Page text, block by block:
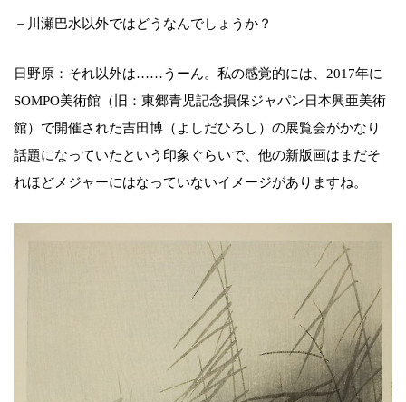
－川瀬巴水以外ではどうなんでしょうか？
日野原：それ以外は……うーん。私の感覚的には、2017年に
SOMPO美術館（旧：東郷青児記念損保ジャパン日本興亜美術
館）で開催された吉田博（よしだひろし）の展覧会がかなり
話題になっていたという印象ぐらいで、他の新版画はまだそ
れほどメジャーにはなっていないイメージがありますね。